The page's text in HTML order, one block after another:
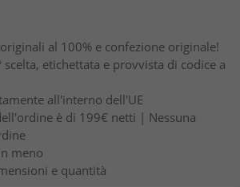
al 100% e confezione originale!
scelta, etichettata e provvista di codice a
all'interno dell'UE
è di 199€ netti | Nessuna
meno
e quantità